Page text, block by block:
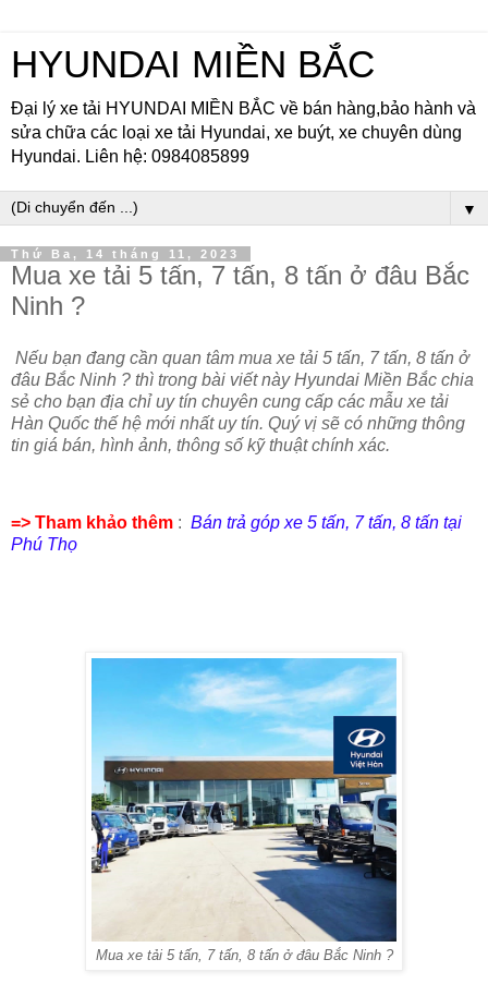
HYUNDAI MIỀN BẮC
Đại lý xe tải HYUNDAI MIỀN BẮC về bán hàng,bảo hành và
sửa chữa các loại xe tải Hyundai, xe buýt, xe chuyên dùng
Hyundai. Liên hệ: 0984085899
▼
Thứ Ba, 14 tháng 11, 2023
Mua xe tải 5 tấn, 7 tấn, 8 tấn ở đâu Bắc
Ninh ?
Nếu bạn đang cần quan tâm mua xe tải 5 tấn, 7 tấn, 8 tấn ở
đâu Bắc Ninh ? thì trong bài viết này Hyundai Miền Bắc chia
sẻ cho bạn địa chỉ uy tín chuyên cung cấp các mẫu xe tải
Hàn Quốc thế hệ mới nhất uy tín. Quý vị sẽ có những thông
tin giá bán, hình ảnh, thông số kỹ thuật chính xác.
=> Tham khảo thêm : Bán trả góp xe 5 tấn, 7 tấn, 8 tấn tại
Phú Thọ
Mua xe tải 5 tấn, 7 tấn, 8 tấn ở đâu Bắc Ninh ?